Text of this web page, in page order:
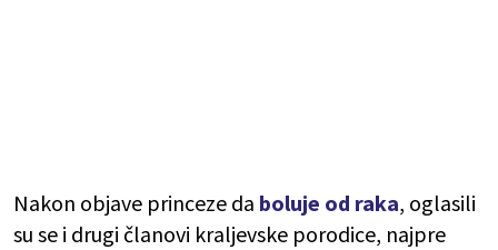
Nakon objave princeze da boluje od raka, oglasili
su se i drugi članovi kraljevske porodice, najpre